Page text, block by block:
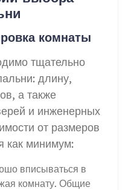
комнаты
тщательно
длину,
а также
и инженерных
от размеров
как минимум:
вписываться в
комнату. Общие